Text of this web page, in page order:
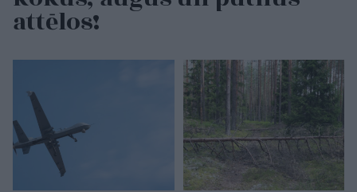
attēlos!